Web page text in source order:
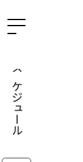
スケジュール